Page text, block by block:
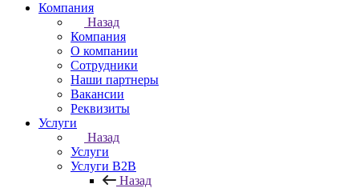
Компания
Назад
Компания
О компании
Сотрудники
Наши партнеры
Вакансии
Реквизиты
Услуги
Назад
Услуги
Услуги B2B
Назад